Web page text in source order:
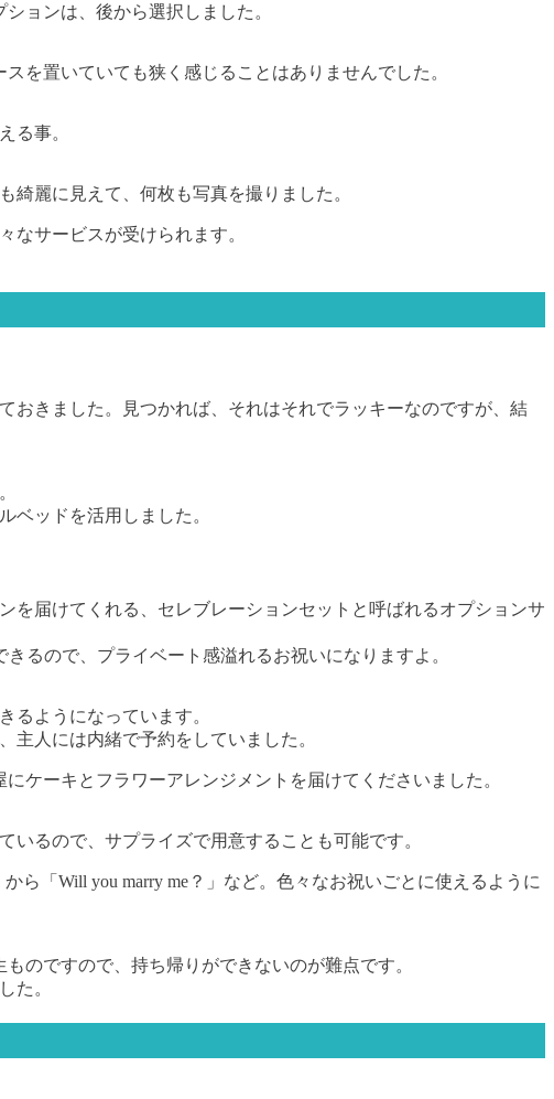
ョンは、後から選択しました。
を置いていても狭く感じることはありませんでした。
る事。
麗に見えて、何枚も写真を撮りました。
なサービスが受けられます。
おきました。見つかれば、それはそれでラッキーなのですが、結
ベッドを活用しました。
届けてくれる、セレブレーションセットと呼ばれるオプションサ
るので、プライベート感溢れるお祝いになりますよ。
るようになっています。
主人には内緒で予約をしていました。
ケーキとフラワーアレンジメントを届けてくださいました。
るので、サプライズで用意することも可能です。
ら「Will you marry me？」など。色々なお祝いごとに使えるように
のですので、持ち帰りができないのが難点です。
た。